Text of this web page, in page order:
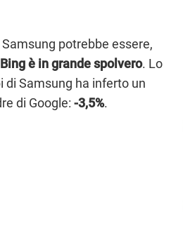
potrebbe essere,
Bing è in grande spolvero. Lo
di Samsung ha inferto un
di Google: -3,5%.